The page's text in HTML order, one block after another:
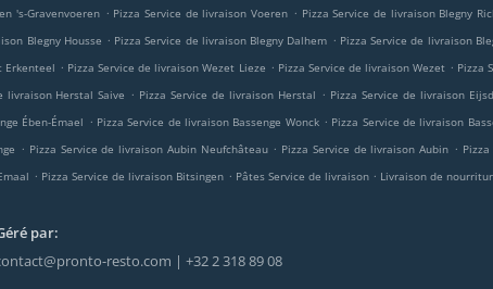
's-Gravenvoeren . Pizza Service de livraison Voeren . Pizza Service de livraison Blegny
Blegny Housse . Pizza Service de livraison Blegny Dalhem . Pizza Service de livraison
Erkenteel . Pizza Service de livraison Wezet Lieze . Pizza Service de livraison Wezet . Pizza
livraison Herstal Saive . Pizza Service de livraison Herstal . Pizza Service de livraison
Ében-Émael . Pizza Service de livraison Bassenge Wonck . Pizza Service de livraison
. Pizza Service de livraison Aubin Neufchâteau . Pizza Service de livraison Aubin .
. Pizza Service de livraison Bitsingen . Pâtes Service de livraison . Livraison de
par:
resto.com | +32 2 318 89 08